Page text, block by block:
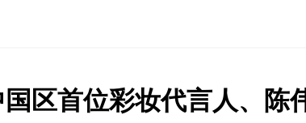
区首位彩妆代言人、陈